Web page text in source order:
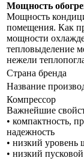
Мощность
Мощность
помещения. Как
мощности
тепловыделение
нежели
Страна бренда
Название
Компрессор
Важнейшие
• компактность,
надежность
• низкий уровень
• низкий